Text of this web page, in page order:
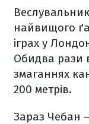
Веслувальник
найвищого
іграх у
Обидва рази
змаганнях
200 метрів.
Зараз Чебан